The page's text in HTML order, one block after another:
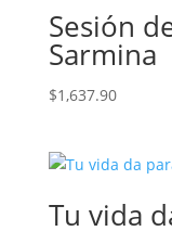
Sesión
Sarmina
$1,637.90
Tu vida